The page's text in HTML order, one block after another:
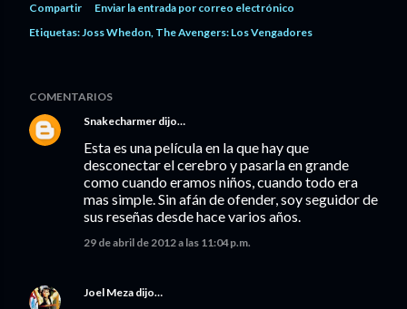
Compartir
Enviar la entrada por correo electrónico
Etiquetas:Joss Whedon The Avengers: Los Vengadores
COMENTARIOS
Snakecharmer dijo…
Esta es una película en la que hay que
desconectar el cerebro y pasarla en grande
como cuando eramos niños, cuando todo era
mas simple. Sin afán de ofender, soy seguidor de
sus reseñas desde hace varios años.
29 de abril de 2012 a las 11:04 p.m.
Joel Meza dijo…